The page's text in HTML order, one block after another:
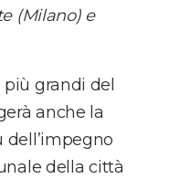
(Milano) e
grandi del
anche la
dell’impegno
della città